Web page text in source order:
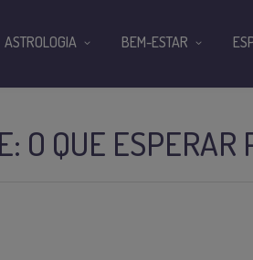
O QUE ESPERAR
ASTROLOGIA BEM-ESTAR